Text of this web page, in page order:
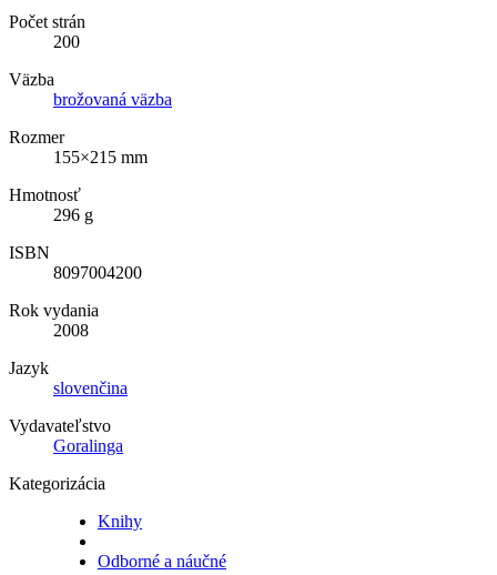
Počet strán
200
Väzba
brožovaná väzba
Rozmer
155×215 mm
Hmotnosť
296 g
ISBN
8097004200
Rok vydania
2008
Jazyk
slovenčina
Vydavateľstvo
Goralinga
Kategorizácia
Knihy
Odborné a náučné